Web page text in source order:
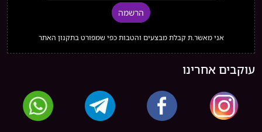
הרשמה
אני מאשר.ת קבלת מבצעים והטבות כפי שמפורט בתקנון האתר
עוקבים אחרינו